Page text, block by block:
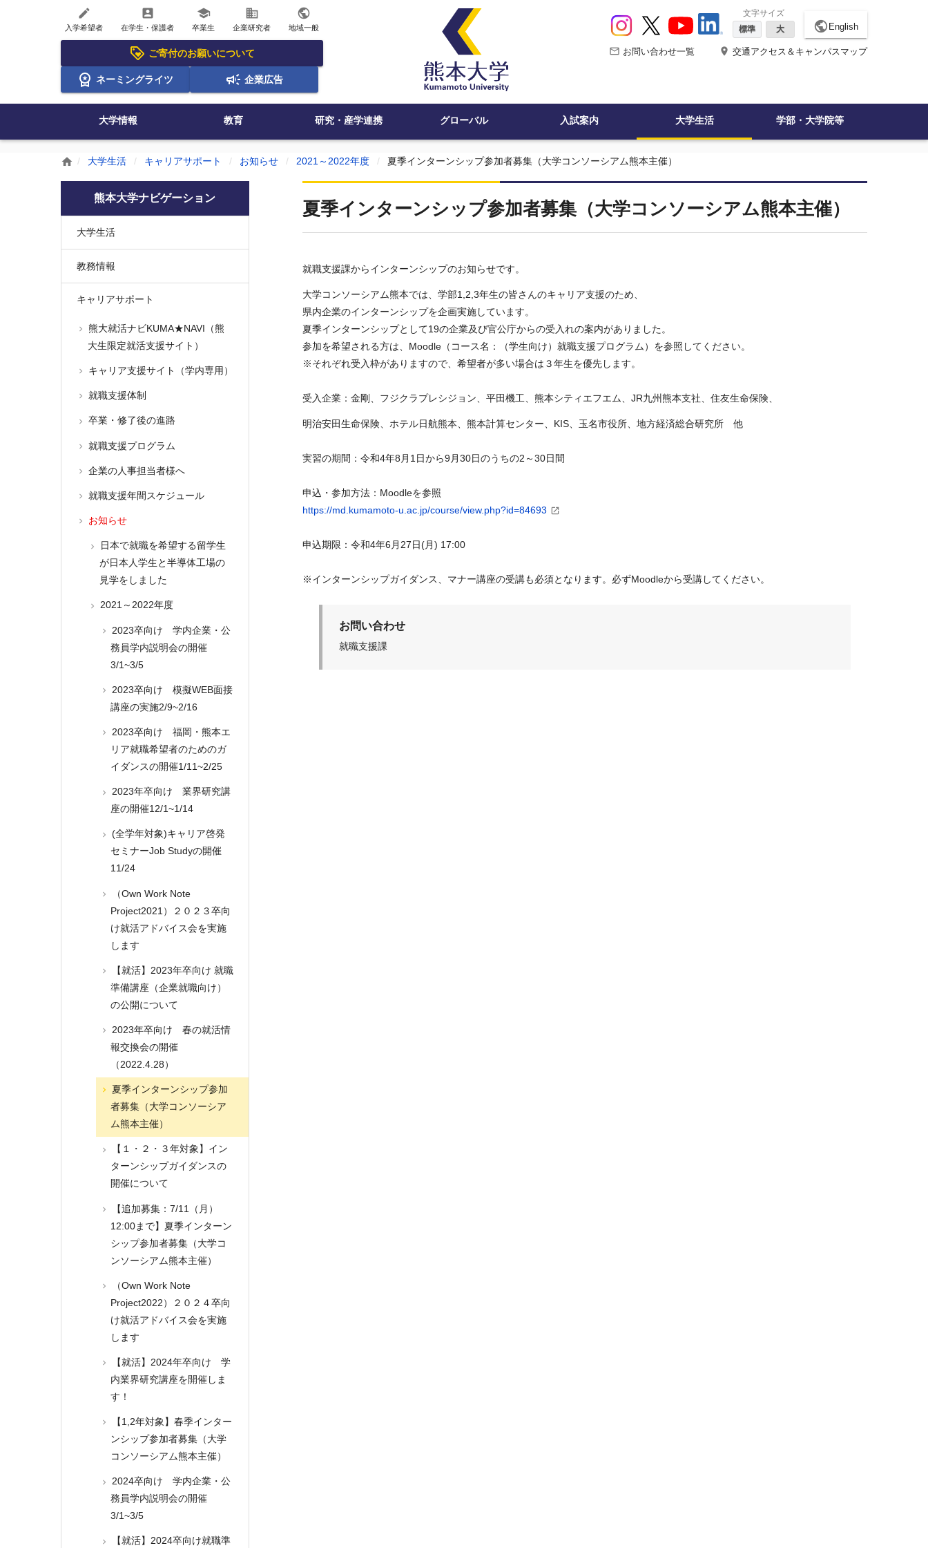
create
入学希望者
account_box
在学生・保護者
school
卒業生
business
企業研究者
public
地域一般
ご寄付のお願いについて
ネーミングライツ 企業広告
文字サイズ
標準
大 public English
mail_outline お問い合わせ一覧 place 交通アクセス＆キャンパスマップ
大学情報 教育 研究・産学連携 グローバル 入試案内 大学生活 学部・大学院等
home 大学生活 キャリアサポート お知らせ 2021～2022年度 夏季インターンシップ参加者募集（大学コンソーシアム熊本主催）
夏季インターンシップ参加者募集（大学コンソーシアム熊本主催）
就職支援課からインターンシップのお知らせです。
大学コンソーシアム熊本では、学部1,2,3年生の皆さんのキャリア支援のため、
県内企業のインターンシップを企画実施しています。
夏季インターンシップとして19の企業及び官公庁からの受入れの案内がありました。
参加を希望される方は、Moodle（コース名：（学生向け）就職支援プログラム）を参照してください。
※それぞれ受入枠がありますので、希望者が多い場合は３年生を優先します。
受入企業：金剛、フジクラプレシジョン、平田機工、熊本シティエフエム、JR九州熊本支社、住友生命保険、
明治安田生命保険、ホテル日航熊本、熊本計算センター、KIS、玉名市役所、地方経済総合研究所 他
実習の期間：令和4年8月1日から9月30日のうちの2～30日間
申込・参加方法：Moodleを参照
https://md.kumamoto-u.ac.jp/course/view.php?id=84693
申込期限：令和4年6月27日(月) 17:00
※インターンシップガイダンス、マナー講座の受講も必須となります。必ずMoodleから受講してください。
お問い合わせ
就職支援課
熊本大学ナビゲーション
大学生活
教務情報
キャリアサポート
熊大就活ナビKUMA★NAVI（熊
大生限定就活支援サイト）
キャリア支援サイト（学内専用）
就職支援体制
卒業・修了後の進路
就職支援プログラム
企業の人事担当者様へ
就職支援年間スケジュール
お知らせ
日本で就職を希望する留学生
が日本人学生と半導体工場の
見学をしました
2021～2022年度
2023卒向け 学内企業・公
務員学内説明会の開催
3/1~3/5
2023卒向け 模擬WEB面接
講座の実施2/9~2/16
2023卒向け 福岡・熊本エ
リア就職希望者のためのガ
イダンスの開催1/11~2/25
2023年卒向け 業界研究講
座の開催12/1~1/14
(全学年対象)キャリア啓発
セミナーJob Studyの開催
11/24
（Own Work Note
Project2021）２０２３卒向
け就活アドバイス会を実施
します
【就活】2023年卒向け 就職
準備講座（企業就職向け）
の公開について
2023年卒向け 春の就活情
報交換会の開催
（2022.4.28）
夏季インターンシップ参加
者募集（大学コンソーシア
ム熊本主催）
【１・２・３年対象】イン
ターンシップガイダンスの
開催について
【追加募集：7/11（月）
12:00まで】夏季インターン
シップ参加者募集（大学コ
ンソーシアム熊本主催）
（Own Work Note
Project2022）２０２４卒向
け就活アドバイス会を実施
します
【就活】2024年卒向け 学
内業界研究講座を開催しま
す！
【1,2年対象】春季インター
ンシップ参加者募集（大学
コンソーシアム熊本主催）
2024卒向け 学内企業・公
務員学内説明会の開催
3/1~3/5
【就活】2024卒向け就職準